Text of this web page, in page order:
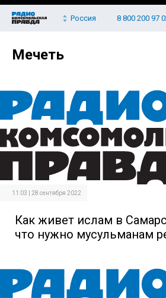
Россия 8 800 200 97
Мечеть
11:03 | 28 сентября 2022
Как живет ислам в
что нужно мусульманам